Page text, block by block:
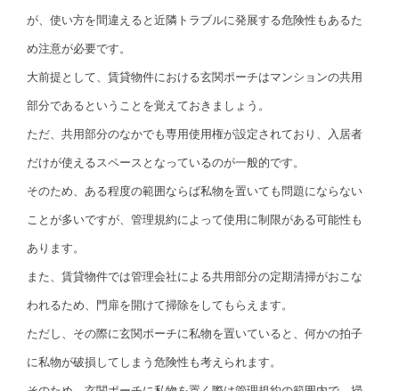
が、使い方を間違えると近隣トラブルに発展する危険性もあるた
め注意が必要です。
大前提として、賃貸物件における玄関ポーチはマンションの共用
部分であるということを覚えておきましょう。
ただ、共用部分のなかでも専用使用権が設定されており、入居者
だけが使えるスペースとなっているのが一般的です。
そのため、ある程度の範囲ならば私物を置いても問題にならない
ことが多いですが、管理規約によって使用に制限がある可能性も
あります。
また、賃貸物件では管理会社による共用部分の定期清掃がおこな
われるため、門扉を開けて掃除をしてもらえます。
ただし、その際に玄関ポーチに私物を置いていると、何かの拍子
に私物が破損してしまう危険性も考えられます。